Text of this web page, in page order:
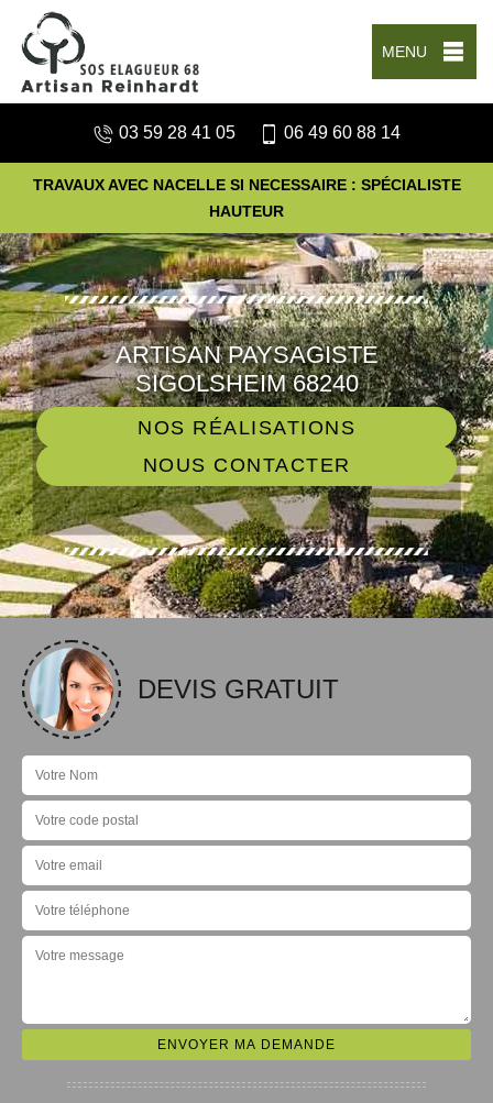
MENU
03 59 28 41 05 06 49 60 88 14
TRAVAUX AVEC NACELLE SI NECESSAIRE : SPÉCIALISTE
HAUTEUR
ARTISAN PAYSAGISTE
SIGOLSHEIM 68240
NOS RÉALISATIONS
NOUS CONTACTER
DEVIS GRATUIT